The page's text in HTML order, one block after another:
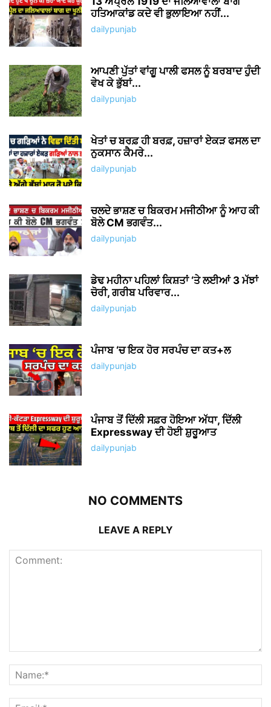
ਹਤਿਆਕਾਂਡ ਕਦੇ ਵੀ ਭੁਲਾਇਆ ਨਹੀਂ...
dailypunjab
ਆਪਣੀ ਪੁੱਤਾਂ ਵਾਂਗੂ ਪਾਲੀ ਫਸਲ ਨੂੰ ਬਰਬਾਦ ਹੁੰਦੀ
ਵੇਖ ਕੇ ਭੁੱਬਾਂ...
dailypunjab
ਖੇਤਾਂ ਚ ਬਰਫ਼ ਹੀ ਬਰਫ਼, ਹਜ਼ਾਰਾਂ ਏਕੜ ਫਸਲ ਦਾ
ਨੁਕਸਾਨ ਕੈਮਰੇ...
dailypunjab
ਚਲਦੇ ਭਾਸ਼ਣ ਚ ਬਿਕਰਮ ਮਜੀਠੀਆ ਨੂੰ ਆਹ ਕੀ
ਬੋਲੇ CM ਭਗਵੰਤ...
dailypunjab
ਡੇਢ ਮਹੀਨਾ ਪਹਿਲਾਂ ਕਿਸ਼ਤਾਂ ‘ਤੇ ਲਈਆਂ 3 ਮੱਝਾਂ
ਚੋਰੀ, ਗਰੀਬ ਪਰਿਵਾਰ...
dailypunjab
ਪੰਜਾਬ ‘ਚ ਇਕ ਹੋਰ ਸਰਪੰਚ ਦਾ ਕਤ+ਲ
dailypunjab
ਪੰਜਾਬ ਤੋਂ ਦਿੱਲੀ ਸਫ਼ਰ ਹੋਇਆ ਅੱਧਾ, ਦਿੱਲੀ
Expressway ਦੀ ਹੋਈ ਸ਼ੁਰੂਆਤ
dailypunjab
NO COMMENTS
LEAVE A REPLY